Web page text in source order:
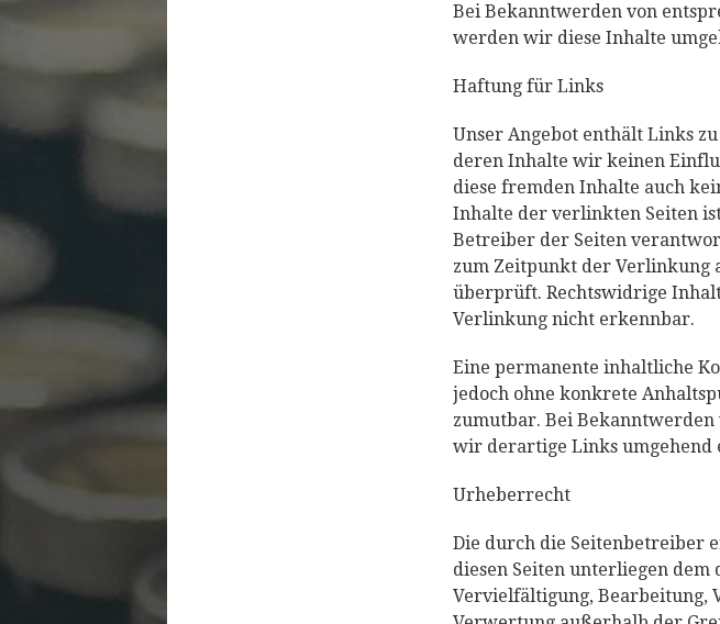
Bei Bekanntwerden von
werden wir diese Inhalte
Haftung für Links
Unser Angebot enthält Links
deren Inhalte wir keinen
diese fremden Inhalte auch
Inhalte der verlinkten Seiten
Betreiber der Seiten
zum Zeitpunkt der Verlinkung
überprüft. Rechtswidrige
Verlinkung nicht erkennbar.
Eine permanente inhaltliche
jedoch ohne konkrete
zumutbar. Bei
wir derartige Links umgehend
Urheberrecht
Die durch die Seitenbetreiber
diesen Seiten unterliegen dem
Vervielfältigung, Bearbeitung,